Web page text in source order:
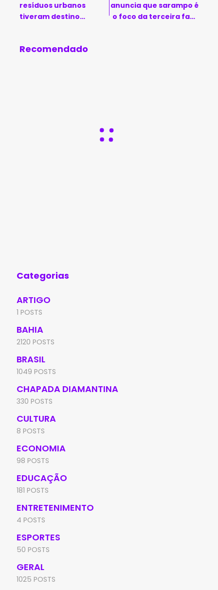
resíduos urbanos
tiveram destino
anuncia que sarampo é
o foco da terceira fase
Recomendado
Categorias
ARTIGO
1 POSTS
BAHIA
2120 POSTS
BRASIL
1049 POSTS
CHAPADA DIAMANTINA
330 POSTS
CULTURA
8 POSTS
ECONOMIA
98 POSTS
EDUCAÇÃO
181 POSTS
ENTRETENIMENTO
4 POSTS
ESPORTES
50 POSTS
GERAL
1025 POSTS